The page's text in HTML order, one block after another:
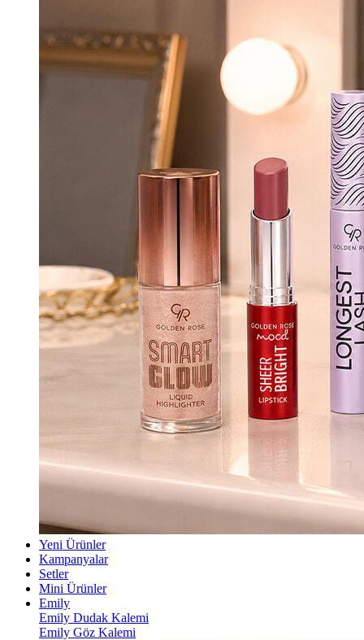
Yeni Ürünler
Kampanyalar
Setler
Mini Ürünler
Emily
Emily Dudak Kalemi
Emily Göz Kalemi